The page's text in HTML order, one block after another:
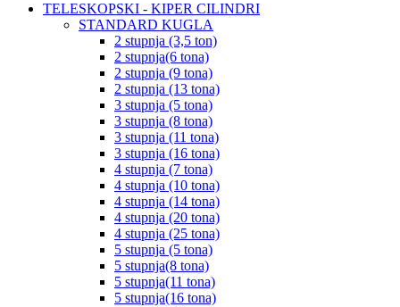
TELESKOPSKI - KIPER CILINDRI
STANDARD KUGLA
2 stupnja (3,5 ton)
2 stupnja(6 tona)
2 stupnja (9 tona)
2 stupnja (13 tona)
3 stupnja (5 tona)
3 stupnja (8 tona)
3 stupnja (11 tona)
3 stupnja (16 tona)
4 stupnja (7 tona)
4 stupnja (10 tona)
4 stupnja (14 tona)
4 stupnja (20 tona)
4 stupnja (25 tona)
5 stupnja (5 tona)
5 stupnja(8 tona)
5 stupnja(11 tona)
5 stupnja(16 tona)